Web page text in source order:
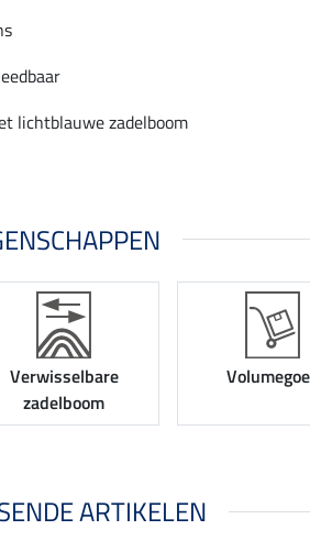
lichtblauwe zadelboom
Verwisselbare
zadelboom
ARTIKELEN